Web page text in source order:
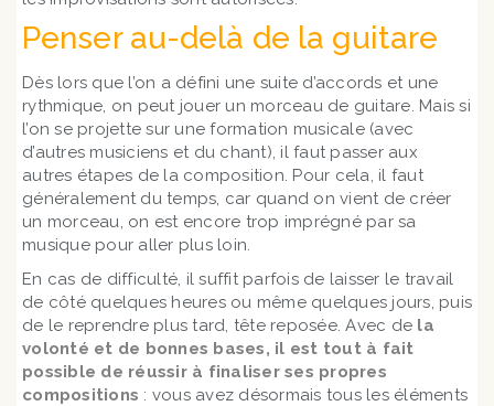
Penser au-delà de la guitare
Dès lors que l’on a défini une suite d’accords et une
rythmique, on peut jouer un morceau de guitare. Mais si
l’on se projette sur une formation musicale (avec
d’autres musiciens et du chant), il faut passer aux
autres étapes de la composition. Pour cela, il faut
généralement du temps, car quand on vient de créer
un morceau, on est encore trop imprégné par sa
musique pour aller plus loin.
En cas de difficulté, il suffit parfois de laisser le travail
de côté quelques heures ou même quelques jours, puis
de le reprendre plus tard, tête reposée. Avec de la
volonté et de bonnes bases, il est tout à fait
possible de réussir à finaliser ses propres
compositions : vous avez désormais tous les éléments